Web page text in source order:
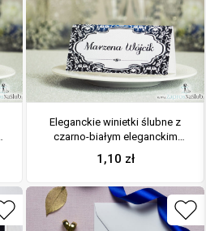
Eleganckie winietki ślubne z
czarno-białym eleganckim
damaskiem i cyrkonią
1,10 zł